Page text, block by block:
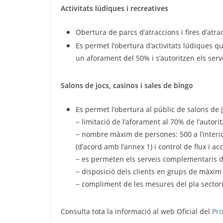
Activitats lúdiques i recreatives
Obertura de parcs d’atraccions i fires
Es permet l’obertura d’activitats lúdiques
un aforament del 50% i s’autoritzen els
Salons de jocs, casinos i sales de bingo
Es permet l’obertura al públic de salons
− limitació de l’aforament al 70% de
− nombre màxim de persones: 500 a
(d’acord amb l’annex 1) i control de flux i
− es permeten els serveis complementaris
− disposició dels clients en grups de
− compliment de les mesures del pla
Consulta tota la informació al web Oficial del